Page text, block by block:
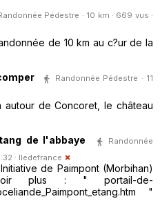
Pédestre · 10 km · 669 vus ·
de 10 km au c?ur de la
Randonnée Pédestre · 11
autour de Concoret, le château
de l'abbaye
Randonnée
· Iledefrance
de Paimpont (Morbihan)
plus : " portail-de-
"